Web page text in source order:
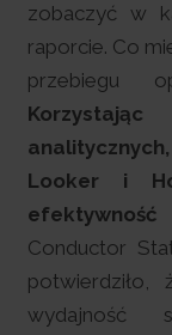
zobaczyć w
raporcie. Co
przebiegu
Korzystając
Looker i
Conductor
potwierdziło,
wydajność